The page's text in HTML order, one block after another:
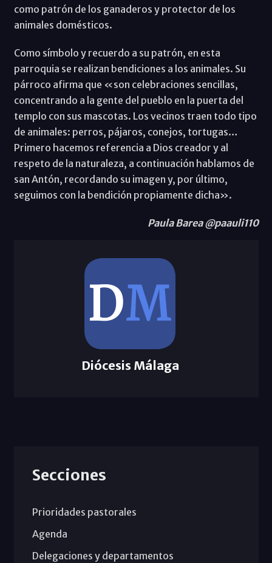
como patrón de los ganaderos y protector de los
animales domésticos.
Como símbolo y recuerdo a su patrón, en esta
parroquia se realizan bendiciones a los animales. Su
párroco afirma que «son celebraciones sencillas,
concentrando a la gente del pueblo en la puerta del
templo con sus mascotas. Los vecinos traen todo tipo
de animales: perros, pájaros, conejos, tortugas…
Primero hacemos referencia a Dios creador y al
respeto de la naturaleza, a continuación hablamos de
san Antón, recordando su imagen y, por último,
seguimos con la bendición propiamente dicha».
Paula Barea @paauli110
Diócesis Málaga
Secciones
Prioridades pastorales
Agenda
Delegaciones y departamentos